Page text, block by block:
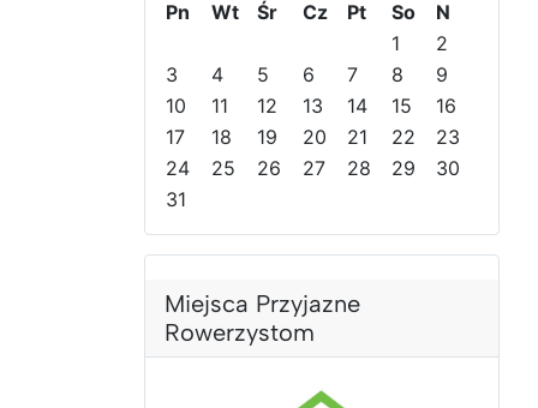
d
i
r
o
k
d
m
i
e
s
ą
n
m
i
e
s
c
Pn
Wt Śr Cz Pt So
N
1
2
3
4 5 6 7 8
9
10
11 12 13 14 15
16
17
18 19 20 21 22
23
24
25 26 27 28 29
30
31
Miejsca Przyjazne
Rowerzystom